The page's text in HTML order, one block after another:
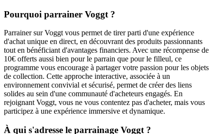
Pourquoi parrainer Voggt ?
Parrainer sur Voggt vous permet de tirer parti d'une expérience
d'achat unique en direct, en découvrant des produits passionnants
tout en bénéficiant d'avantages financiers. Avec une récompense de
10€ offerts aussi bien pour le parrain que pour le filleul, ce
programme vous encourage à partager votre passion pour les objets
de collection. Cette approche interactive, associée à un
environnement convivial et sécurisé, permet de créer des liens
solides au sein d'une communauté d'acheteurs engagés. En
rejoignant Voggt, vous ne vous contentez pas d'acheter, mais vous
participez à une expérience immersive et dynamique.
À qui s'adresse le parrainage Voggt ?